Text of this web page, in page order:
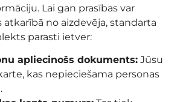
Lai gan prasības var
no aizdevēja, standarta
parasti ietver:
apliecinošs dokuments: Jūsu
kas nepieciešama personas